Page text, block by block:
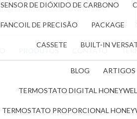
DE DIÓXIDO DE CARBONO
FANCOIL DE PRECISÃO PACKAGE
CASSETE BUILT-IN
sensors.com.br ou WHATS APP:
BLOG ARTIGOS
TERMOSTATO DIGITAL
TERMOSTATO PROPORCIONAL